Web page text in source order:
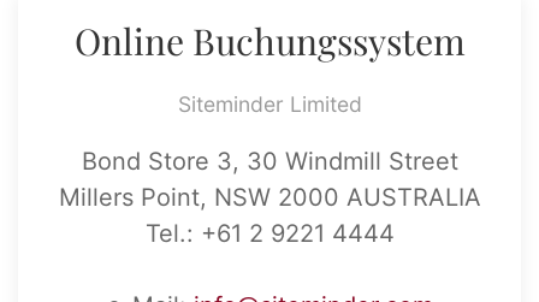
Online Buchungssystem
Siteminder Limited
Bond Store 3, 30 Windmill Street
Millers Point, NSW 2000 AUSTRALIA
Tel.: +61 2 9221 4444